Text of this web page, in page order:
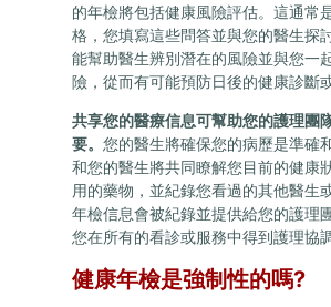
的年檢將包括健康風險評估。這通常
格，您填寫這些問答並與您的醫生探
能幫助醫生辨別潛在的風險並與您一
險，從而有可能預防日後的健康診斷
共享您的醫療信息可幫助您的護理團
要。 您的醫生將確保您的病歷是準確
和您的醫生將共同瞭解您目前的健康
用的藥物，並紀錄您看過的其他醫生
年檢信息會被紀錄並提供給您的護理
您在所有的看診或服務中得到護理協
健康年檢是強制性的嗎?